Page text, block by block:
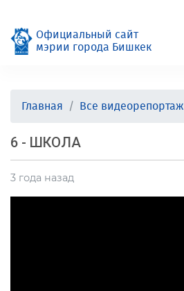
Официальный сайт
мэрии города Бишкек
Главная Все
6 - ШКОЛА
3 года назад